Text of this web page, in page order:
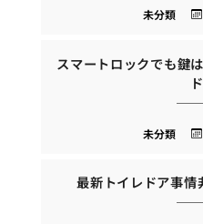
未分類
スマートロックでも鍵
未分類
最新トイレドア事情